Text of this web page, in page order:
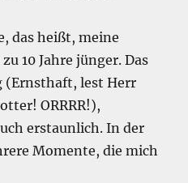
das heißt, meine
10 Jahre jünger. Das
(Ernsthaft, lest Herr
ORRRR!),
erstaunlich. In der
Momente, die mich